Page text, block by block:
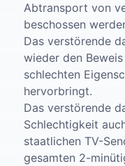
Abtransport von
beschossen
Das verstörende
wieder den
schlechten
hervorbringt.
Das verstörende
Schlechtigkeit
staatlichen TV-
gesamten 2-